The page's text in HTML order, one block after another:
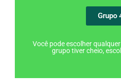
Grupo
Você pode escolher
grupo tiver cheio,